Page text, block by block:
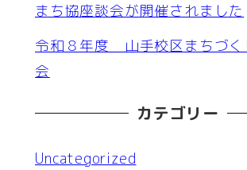
まち協座談会が開催されました
令和８年度 山手校区まちづく
会
カテゴリー
Uncategorized